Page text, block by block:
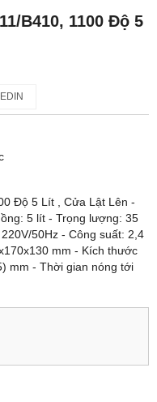
B410, 1100 Độ 5
Độ 5 Lít , Cửa Lật Lên -
5 lít - Trọng lượng: 35
50Hz - Công suất: 2,4
mm - Kích thước
mm - Thời gian nóng tới